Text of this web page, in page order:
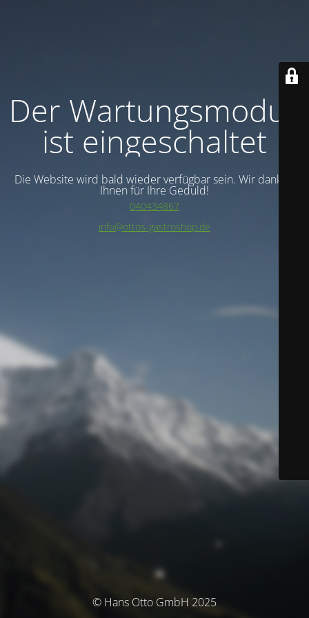
Der Wartungsmodus
ist eingeschaltet
Die Website wird bald wieder verfügbar sein. Wir danken
Ihnen für Ihre Geduld!
040434867
info@ottos-gastroshop.de
© Hans Otto GmbH 2025